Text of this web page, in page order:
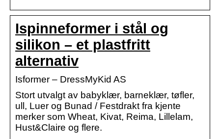
Ispinneformer i stål og
silikon – et plastfritt
alternativ
Isformer – DressMyKid AS
Stort utvalgt av babyklær, barneklær, tøfler,
ull, Luer og Bunad / Festdrakt fra kjente
merker som Wheat, Kivat, Reima, Lillelam,
Hust&Claire og flere.